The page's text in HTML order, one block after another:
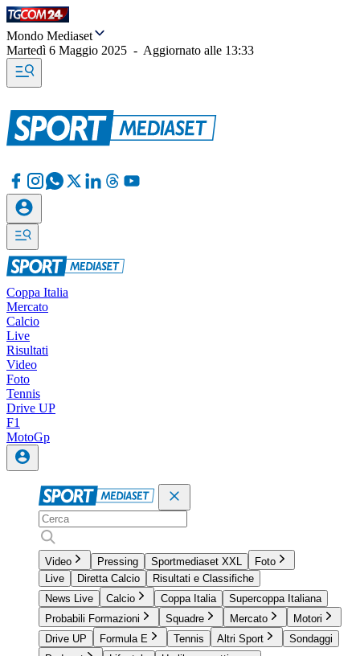
Mondo Mediaset
Martedì 6 Maggio 2025 - Aggiornato alle 13:33
Coppa Italia
Mercato
Calcio
Live
Risultati
Video
Foto
Tennis
Drive UP
F1
MotoGp
Video Pressing Sportmediaset XXL
Foto
Live
Diretta Calcio
Risultati e Classifiche
News Live
Calcio Coppa Italia
Supercoppa Italiana
Probabili Formazioni
Squadre Mercato
Motori
Drive UP
Formula E Tennis Altri Sport
Sondaggi